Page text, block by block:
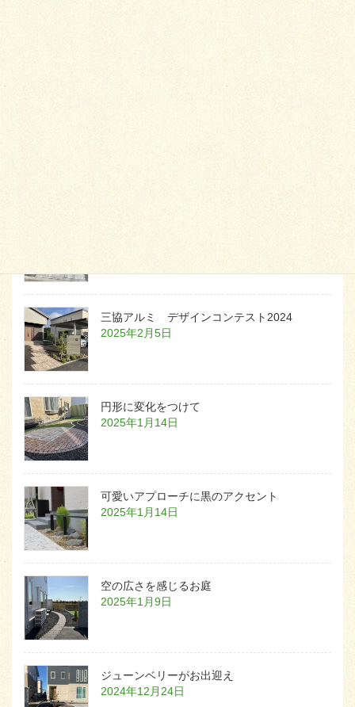
三協アルミ デザインコンテスト2024
2025年2月5日
円形に変化をつけて
2025年1月14日
可愛いアプローチに黒のアクセント
2025年1月14日
空の広さを感じるお庭
2025年1月9日
ジューンベリーがお出迎え
2024年12月24日